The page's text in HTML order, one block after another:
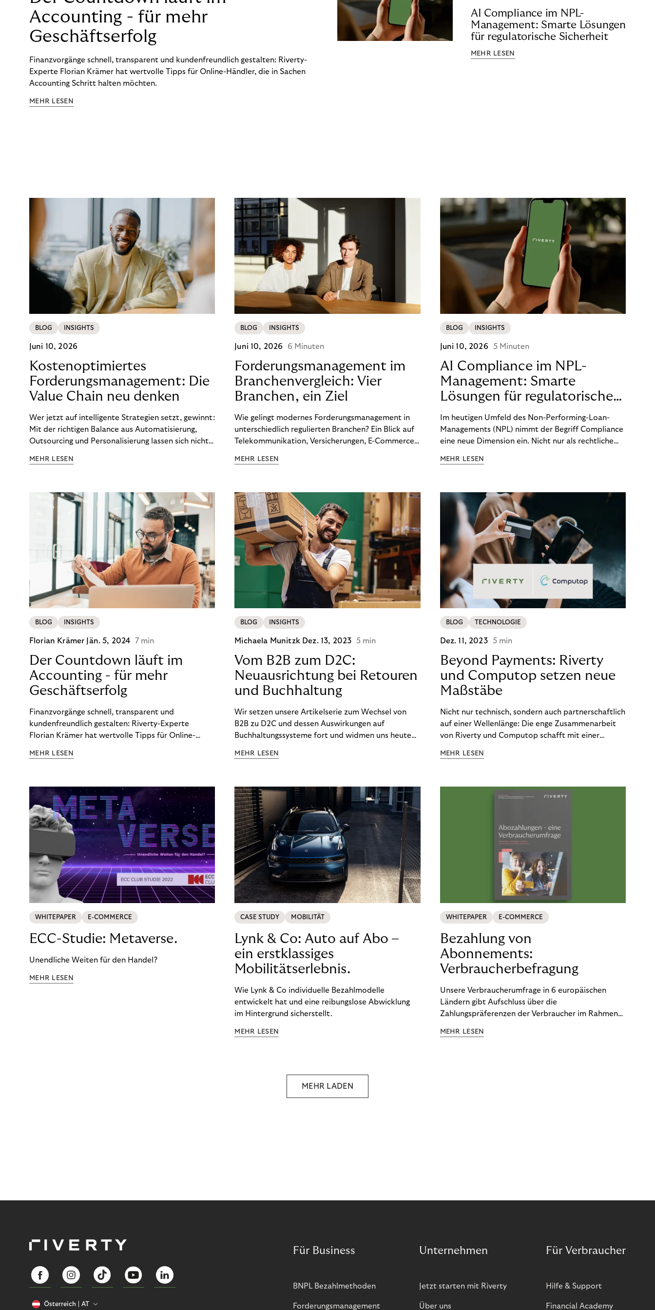
Accounting - für mehr
Geschäftserfolg
Finanzvorgänge schnell, transparent und kundenfreundlich gestalten: Riverty-
Experte Florian Krämer hat wertvolle Tipps für Online-Händler, die in Sachen
Accounting Schritt halten möchten.
MEHR LESEN
AI Compliance im NPL-
Management: Smarte Lösungen
für regulatorische Sicherheit
MEHR LESEN
BLOG INSIGHTS
Juni 10, 2026
Kostenoptimiertes
Forderungsmanagement: Die
Value Chain neu denken
Wer jetzt auf intelligente Strategien setzt, gewinnt:
Mit der richtigen Balance aus Automatisierung,
Outsourcing und Personalisierung lassen sich nicht
Ergebnisse sichern. Riverty zeigt, wie Recovery-
MEHR LESEN
BLOG INSIGHTS
Juni 10, 2026 6 Minuten
Forderungsmanagement im
Branchenvergleich: Vier
Branchen, ein Ziel
Wie gelingt modernes Forderungsmanagement in
unterschiedlich regulierten Branchen? Ein Blick auf
Telekommunikation, Versicherungen, E-Commerce
wirksam reduzieren will, braucht keine
MEHR LESEN
BLOG INSIGHTS
Juni 10, 2026 5 Minuten
AI Compliance im NPL-
Management: Smarte
Lösungen für regulatorische
Sicherheit
Im heutigen Umfeld des Non-Performing-Loan-
Managements (NPL) nimmt der Begriff Compliance
eine neue Dimension ein. Nicht nur als rechtliche
Wettbewerbsvorteil. In einem Umfeld steigender
(DSGVO) – geraten viele Unternehmen an die
Grenzen traditioneller Compliance-Mechanismen.
MEHR LESEN
BLOG INSIGHTS
Florian Krämer Jän. 5, 2024 7 min
Der Countdown läuft im
Accounting - für mehr
Geschäftserfolg
Finanzvorgänge schnell, transparent und
kundenfreundlich gestalten: Riverty-Experte
Florian Krämer hat wertvolle Tipps für Online-
möchten.
MEHR LESEN
BLOG INSIGHTS
Michaela Munitzk Dez. 13, 2023 5 min
Vom B2B zum D2C:
Neuausrichtung bei Retouren
und Buchhaltung
Wir setzen unsere Artikelserie zum Wechsel von
B2B zu D2C und dessen Auswirkungen auf
Buchhaltungssysteme fort und widmen uns heute
im D2C-Bereich.
MEHR LESEN
BLOG TECHNOLOGIE
Dez. 11, 2023 5 min
Beyond Payments: Riverty
und Computop setzen neue
Maßstäbe
Nicht nur technisch, sondern auch partnerschaftlich
auf einer Wellenlänge: Die enge Zusammenarbeit
von Riverty und Computop schafft mit einer
Zahlungsabwicklung echte Mehrwerte für Händler.
MEHR LESEN
WHITEPAPER E-COMMERCE
ECC-Studie: Metaverse.
Unendliche Weiten für den Handel?
MEHR LESEN
CASE STUDY MOBILITÄT
Lynk & Co: Auto auf Abo –
ein erstklassiges
Mobilitätserlebnis.
Wie Lynk & Co individuelle Bezahlmodelle
entwickelt hat und eine reibungslose Abwicklung
im Hintergrund sicherstellt.
MEHR LESEN
WHITEPAPER E-COMMERCE
Bezahlung von
Abonnements:
Verbraucherbefragung
Unsere Verbraucherumfrage in 6 europäischen
Ländern gibt Aufschluss über die
Zahlungspräferenzen der Verbraucher im Rahmen
Ergebnisse, um zu erfahren, wie Sie
MEHR LESEN
MEHR LADEN
Österreich AT
Für Business
BNPL Bezahlmethoden
Forderungsmanagement
Unternehmen
Jetzt starten mit Riverty
Über uns
Für Verbraucher
Hilfe & Support
Financial Academy